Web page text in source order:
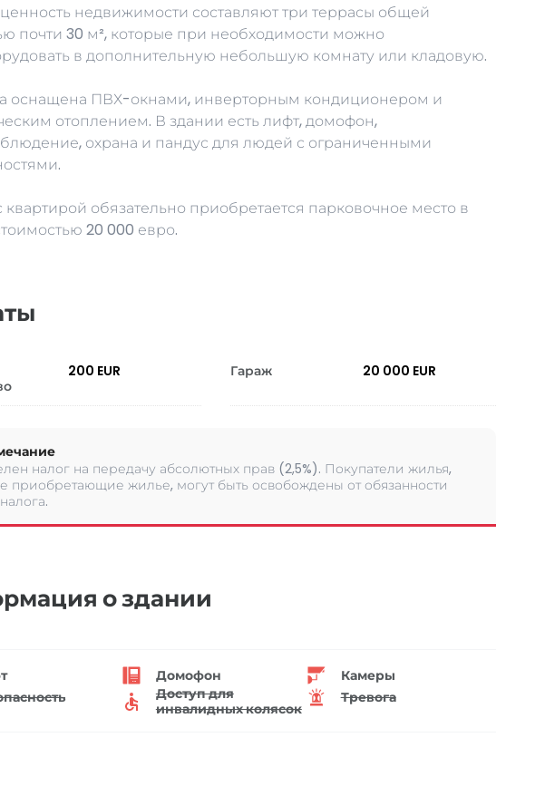
недвижимости составляют три террасы общей
почти 30 м², которые при необходимости можно
в дополнительную небольшую комнату или кладовую.
оснащена ПВХ-окнами, инверторным кондиционером и
отоплением. В здании есть лифт, домофон,
охрана и пандус для людей с ограниченными
квартирой обязательно приобретается парковочное место в
20 000 евро.
200 EUR Гараж 20 000 EUR
налог на передачу абсолютных прав (2,5%). Покупатели жилья,
приобретающие жилье, могут быть освобождены от обязанности
о здании
Домофон
Камеры
Доступ для
инвалидных колясок
Тревога